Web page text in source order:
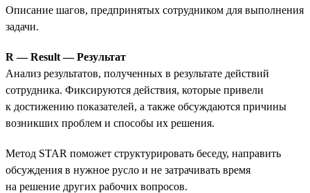
Описание шагов, предпринятых сотрудником для выполнения
задачи.
R — Result — Результат
Анализ результатов, полученных в результате действий
сотрудника. Фиксируются действия, которые привели
к достижению показателей, а также обсуждаются причины
возникших проблем и способы их решения.
Метод STAR поможет структурировать беседу, направить
обсуждения в нужное русло и не затрачивать время
на решение других рабочих вопросов.